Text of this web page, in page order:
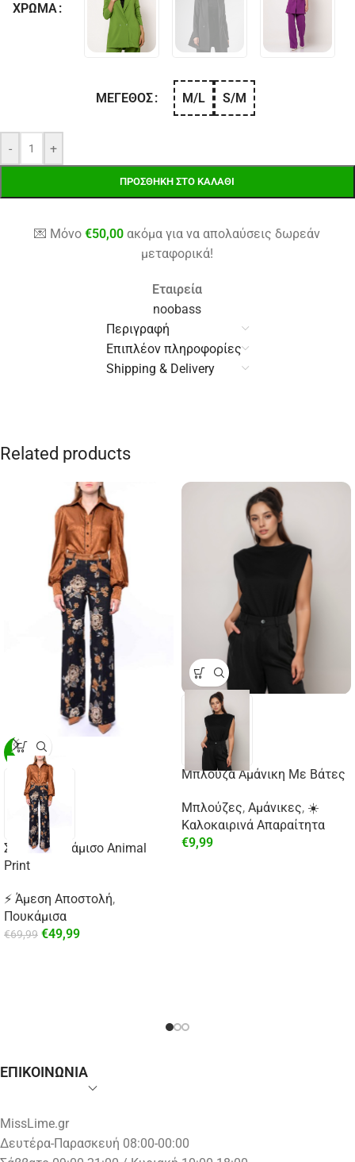
ΧΡΏΜΑ
ΜΈΓΕΘΟΣ M/L S/M
- +
ΠΡΟΣΘΉΚΗ ΣΤΟ ΚΑΛΆΘΙ
💌 Μόνο€50,00 ακόμα για να απολαύσεις δωρεάν
μεταφορικά!
Εταιρεία
noobass
Περιγραφή
Επιπλέον πληροφορίες
Shipping & Delivery
Related products
-29%
Σατέν Πουκάμισο Animal
Print
⚡ Άμεση Αποστολή,
Πουκάμισα
€69,99 €49,99
Μπλούζα Αμάνικη Με Βάτες
Μπλούζες, Αμάνικες, ☀️
Καλοκαιρινά Απαραίτητα
€9,99
ΕΠΙΚΟΙΝΩΝΙΑ
MissLime.gr
Δευτέρα-Παρασκευή 08:00-00:00